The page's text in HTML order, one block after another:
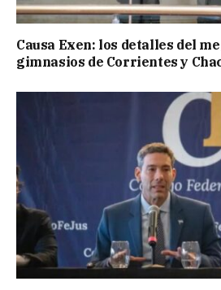
Causa Exen: los detalles del
gimnasios de Corrientes y